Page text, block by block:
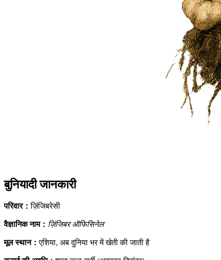
बुनियादी जानकारी
परिवार：ज़िंजिबरेसी
वैज्ञानिक नाम： ज़िंजिबर ऑफिसिनेल
मूल स्थान：एशिया, अब दुनिया भर में खेती की जाती है